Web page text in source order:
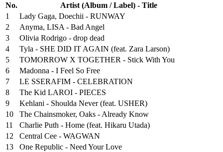
No.
Artist (Album / Label) - Title
1
Lady Gaga, Doechii - RUNWAY
2
Anyma, LISA - Bad Angel
3
Olivia Rodrigo - drop dead
4
Tyla - SHE DID IT AGAIN (feat. Zara Larson)
5
TOMORROW X TOGETHER - Stick With You
6
Madonna - I Feel So Free
7
LE SSERAFIM - CELEBRATION
8
The Kid LAROI - PIECES
9
Kehlani - Shoulda Never (feat. USHER)
10
The Chainsmoker, Oaks - Already Know
11
Charlie Puth - Home (feat. Hikaru Utada)
12
Central Cee - WAGWAN
13
One Republic - Need Your Love